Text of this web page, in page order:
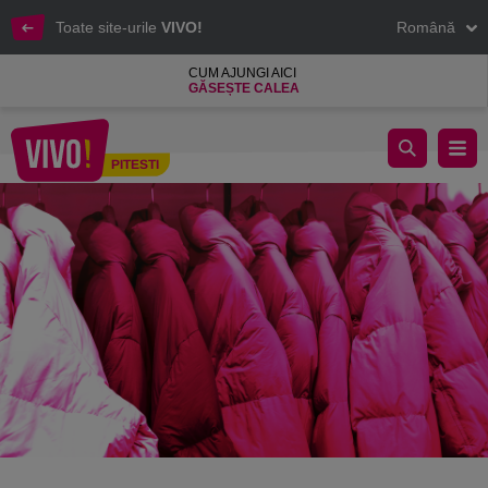
Toate site-urile VIVO! Română
CUM AJUNGI AICI
GĂSEȘTE CALEA
Pitesti
PITESTI
Reducerile de iarnă: cele mai importante trenduri din 2023 și